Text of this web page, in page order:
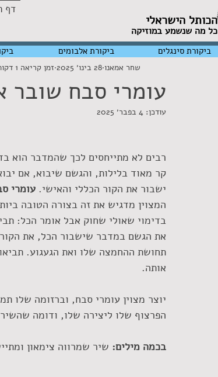
הכותל הישראלי
כל מה שנשמע במוזיקה
דף
עומרי סבח
שחר אמאנו 28 בינו׳ 2025 זמן קריאה 1 דקות
עודכן: 4 בפבר׳ 2025
קר מאוד בלילות, והגשם שיבוא, אם
ישבור את הקור הכללי והאישי. עומרי
המצוין מדגיש את זה בצורה הטובה
בדימוי שאולי שחוק אבל אומר הכל:
את הגשם במדבר שישבור הכל, את
תחושת ההחמצה שלו ואת הגעגוע.
אותה.
יוצר מצוין עומרי סבח, וברזומה שלו
הפרצוף שלו ליצירה שלו, ודומה
בכמה מילים: שיר שמרווה צימאון
ביקורת אלבומים ביקורת סינגלים